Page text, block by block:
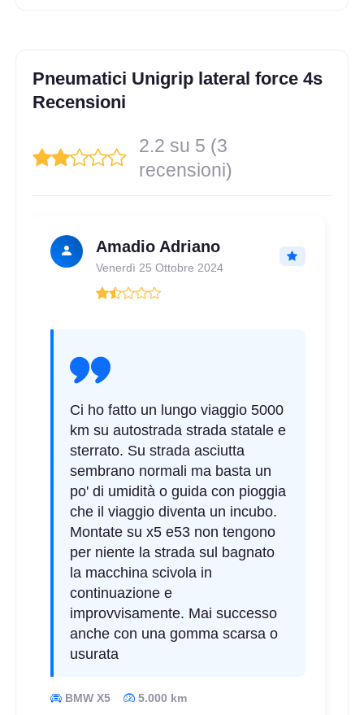
XL
Disponibile
255/65 R17 110H M+S
235/55 R17 103W M+S
Pneumatici Unigrip lateral force 4s
Recensioni
2.2 su 5 (3
recensioni)
Amadio Adriano
Venerdì 25 Ottobre 2024
Ci ho fatto un lungo viaggio 5000
km su autostrada strada statale e
sterrato. Su strada asciutta
sembrano normali ma basta un
po' di umidità o guida con pioggia
che il viaggio diventa un incubo.
Montate su x5 e53 non tengono
per niente la strada sul bagnato
la macchina scivola in
continuazione e
improvvisamente. Mai successo
anche con una gomma scarsa o
usurata
BMW X5 5.000 km